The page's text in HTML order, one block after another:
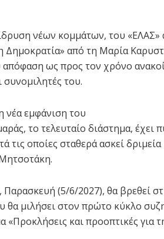
νέων κομμάτων, του «ΕΛΑΣ»
Δημοκρατία» από τη Μαρία
απόφαση ως προς τον χρόνο
του.
νέα εμφάνιση του
το τελευταίο διάστημα, έχει
τις οποίες σταθερά ασκεί
Παρασκευή (5/6/2027), θα βρεθεί
θα μιλήσει στον πρώτο κύκλο
«Προκλήσεις και προοπτικές για